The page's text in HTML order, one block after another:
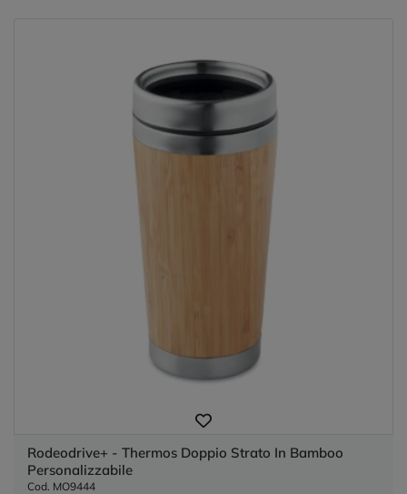
Rodeodrive+ - Thermos Doppio Strato In Bamboo
Personalizzabile
Cod. MO9444